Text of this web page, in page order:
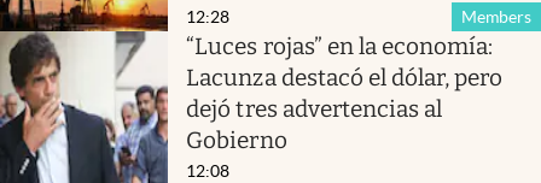
Members
12:28
“Luces rojas” en la economía:
Lacunza destacó el dólar, pero
dejó tres advertencias al
Gobierno
12:08